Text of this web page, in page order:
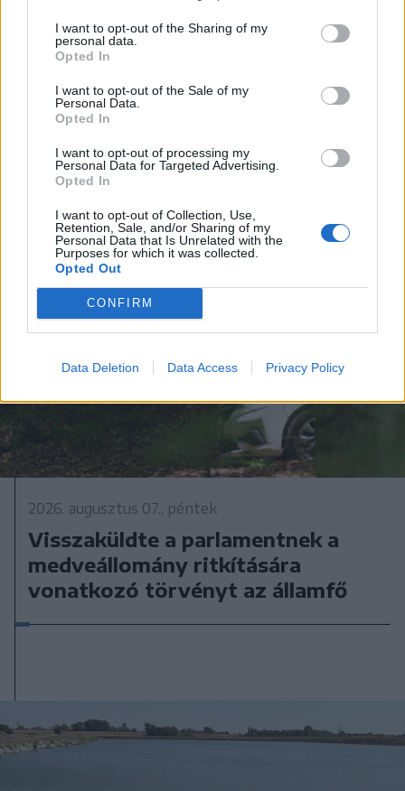
I want to opt-out of the Sharing of my
personal data.
Opted In
I want to opt-out of the Sale of my
Personal Data.
Opted In
I want to opt-out of processing my
Personal Data for Targeted Advertising.
Opted In
I want to opt-out of Collection, Use,
Retention, Sale, and/or Sharing of my
Personal Data that Is Unrelated with the
Purposes for which it was collected.
Opted Out
CONFIRM
Data Deletion Data Access Privacy Policy
A rovat további cikkei
2026. augusztus 07., péntek
Visszaküldte a parlamentnek a
medveállomány ritkítására
vonatkozó törvényt az államfő